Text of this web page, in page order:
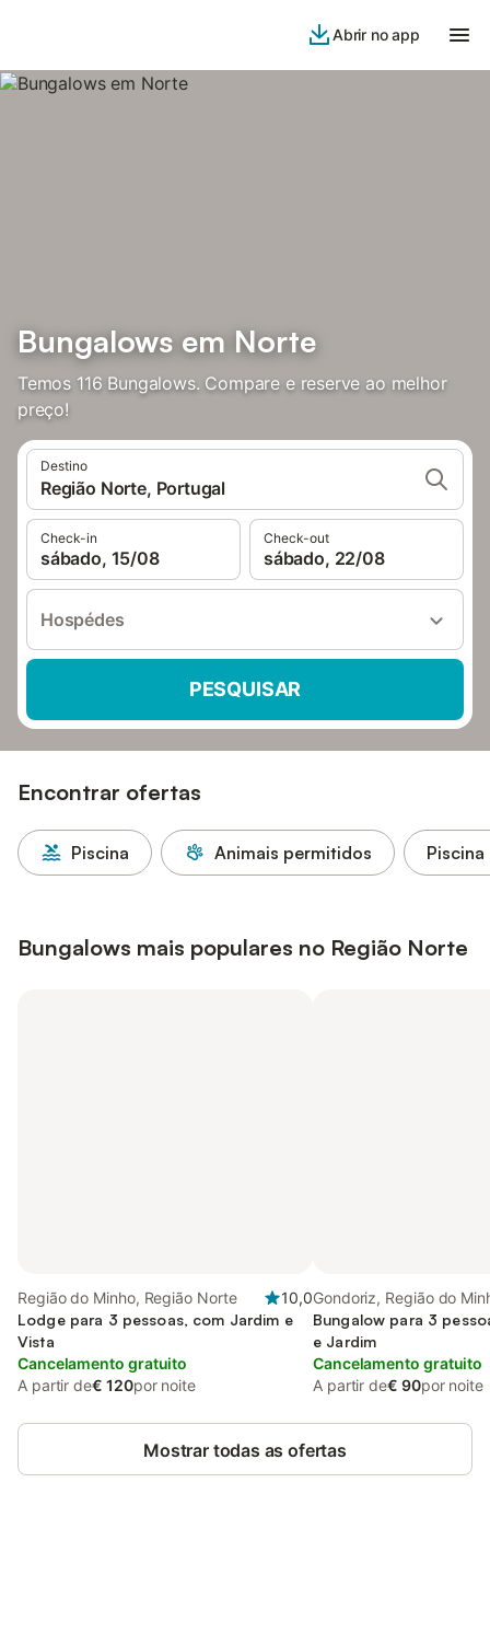
Abrir no app
Bungalows em Norte
Temos 116 Bungalows. Compare e reserve ao melhor
preço!
Destino
Região Norte, Portugal
Check-in
sábado, 15/08
Check-out
sábado, 22/08
Hospédes
PESQUISAR
Encontrar ofertas
Piscina Animais permitidos
Bungalows mais populares no Região Norte
Região do Minho, Região Norte
10,0
Lodge para 3 pessoas, com Jardim e
Vista
Cancelamento gratuito
A partir de€ 120por noite
Gondoriz, Região do
Bungalow para 3
e Jardim
Cancelamento gratuito
A partir de€ 90por noite
Mostrar todas as ofertas